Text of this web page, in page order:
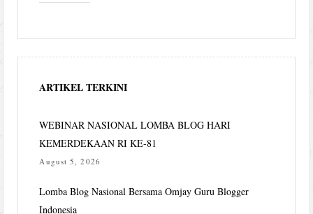
ARTIKEL TERKINI
WEBINAR NASIONAL LOMBA BLOG HARI
KEMERDEKAAN RI KE-81
August 5, 2026
Lomba Blog Nasional Bersama Omjay Guru Blogger
Indonesia